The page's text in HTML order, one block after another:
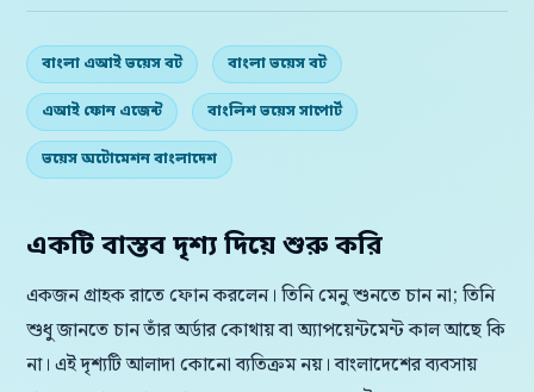
বাংলা এআই ভয়েস বট বাংলা ভয়েস বট
এআই ফোন এজেন্ট বাংলিশ ভয়েস সাপোর্ট
ভয়েস অটোমেশন বাংলাদেশ
একটি বাস্তব দৃশ্য দিয়ে শুরু করি
একজন গ্রাহক রাতে ফোন করলেন। তিনি মেনু শুনতে চান না; তিনি
শুধু জানতে চান তাঁর অর্ডার কোথায় বা অ্যাপয়েন্টমেন্ট কাল আছে কি
না। এই দৃশ্যটি আলাদা কোনো ব্যতিক্রম নয়। বাংলাদেশের ব্যবসায়